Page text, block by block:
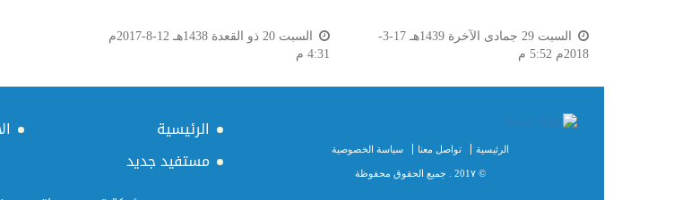
السبت 29 جمادى الآخرة 1439هـ 17-3-
2018م 5:52 م
السبت 20 ذو القعدة 1438هـ 12-8-2017م
4:31 م
الرئيسية تواصل معنا سياسة الخصوصية
© 201٧ . جميع الحقوق محفوظة
الرئيسية
مستفيد جديد